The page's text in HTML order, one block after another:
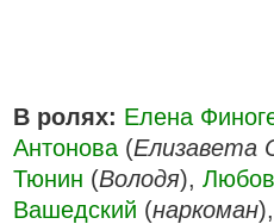
В ролях: Елена
Антонова (Елизавета
Тюнин (Володя),
Вашедский (наркоман),